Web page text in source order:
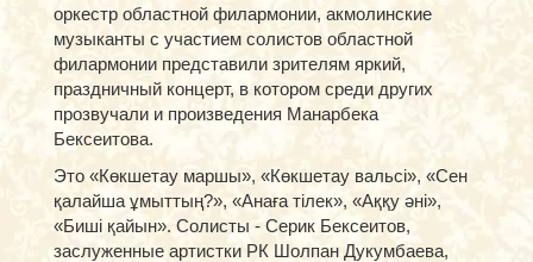
оркестр областной филармонии, акмолинские
музыканты с участием солистов областной
филармонии представили зрителям яркий,
праздничный концерт, в котором среди других
прозвучали и произведения Манарбека
Бексеитова.
Это «Көкшетау маршы», «Көкшетау вальсі», «Сен
қалайша ұмыттың?», «Анаға тілек», «Аққу әні»,
«Биші қайын». Солисты - Серик Бексеитов,
заслуженные артистки РК Шолпан Дукумбаева,